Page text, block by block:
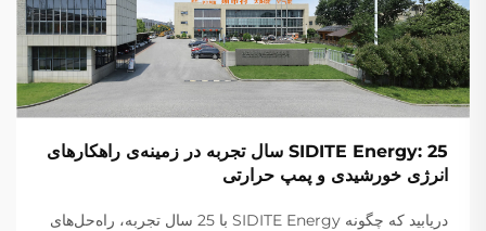
SIDITE Energy: 25 سال تجربه در زمینه‌ی راهکارهای
انرژی خورشیدی و پمپ حرارتی
دریابید که چگونه SIDITE Energy با 25 سال تجربه، راه‌حل‌های